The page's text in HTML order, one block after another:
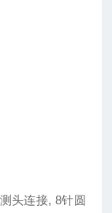
头连接, 8针圆